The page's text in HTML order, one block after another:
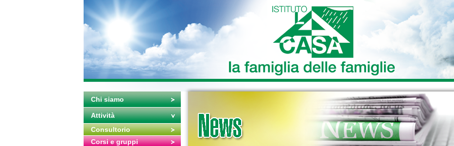
Chi siamo
Attività
Consultorio
Corsi e gruppi